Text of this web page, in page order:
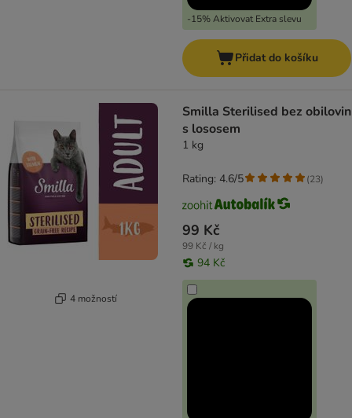
-15% Aktivovat Extra slevu
Přidat do košíku
4 možností
Smilla Sterilised bez obilovin
s lososem
1 kg
99 Kč
99 Kč / kg
94 Kč
Rating: 4.6/5 (23)